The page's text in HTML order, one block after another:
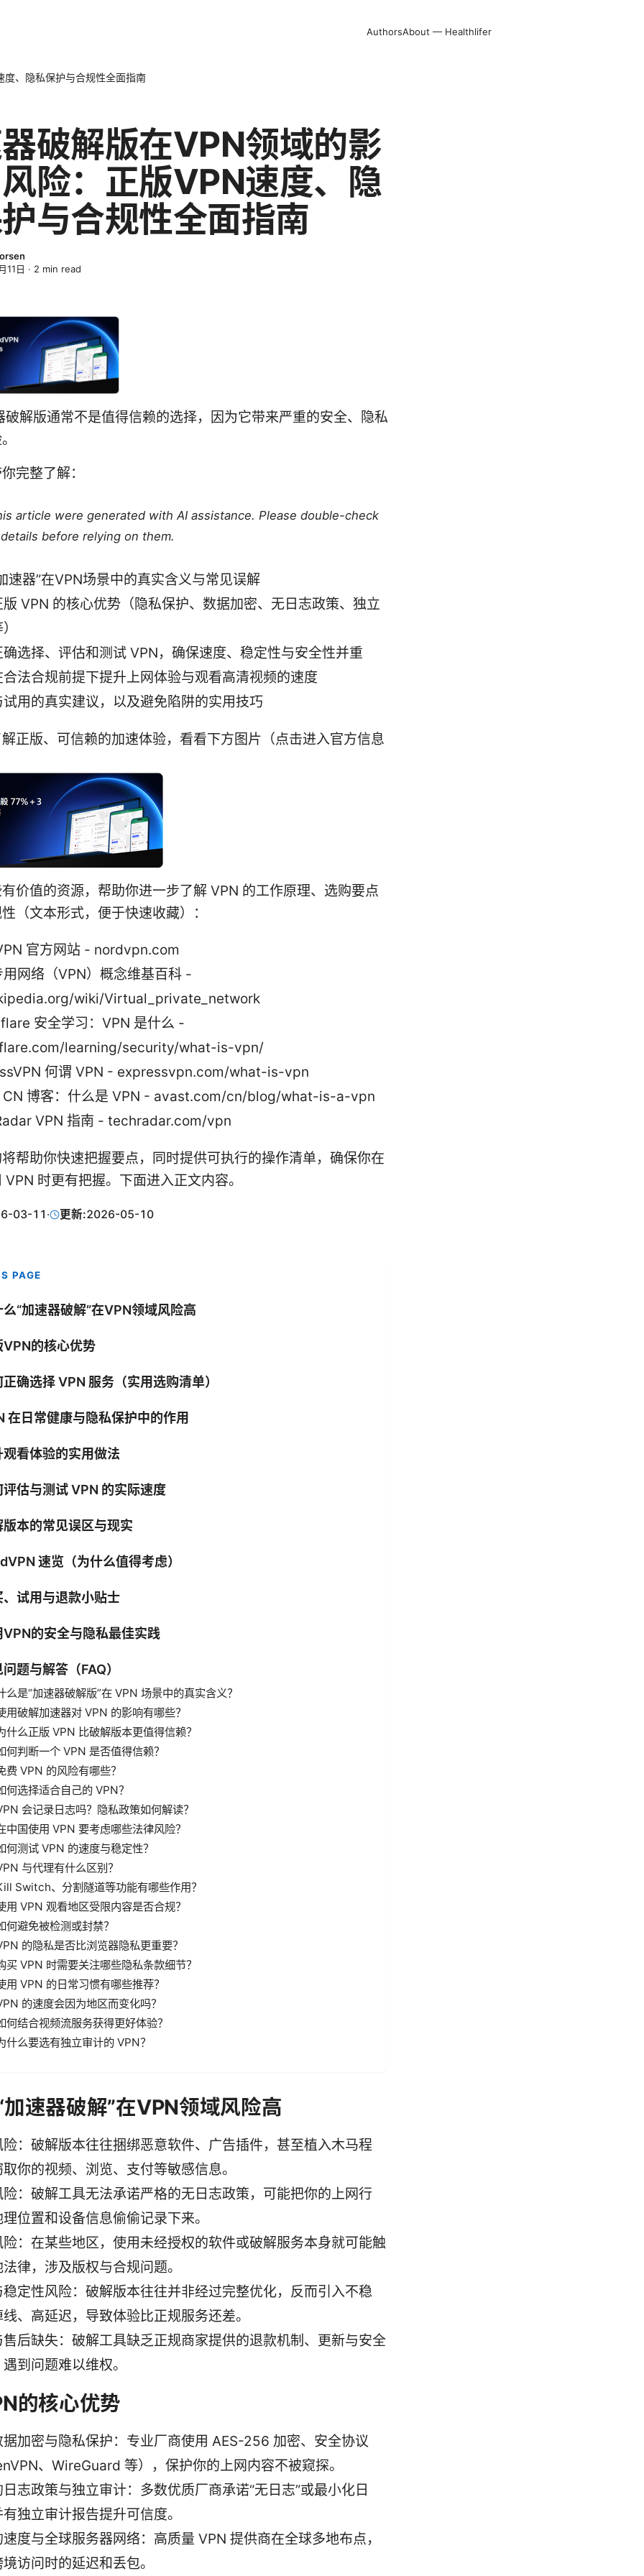
AuthorsAbout — Healthlifer
、隐私保护与合规性全面指南
破解版在VPN领域的影
险：正版VPN速度、隐
与合规性全面指南
11日 · 2 min read
破解版通常不是值得信赖的选择，因为它带来严重的安全、隐私
完整了解：
article were generated with AI assistance. Please double-check
before relying on them.
速器”在VPN场景中的真实含义与常见误解
VPN 的核心优势（隐私保护、数据加密、无日志政策、独立
选择、评估和测试 VPN，确保速度、稳定性与安全性并重
法合规前提下提升上网体验与观看高清视频的速度
用的真实建议，以及避免陷阱的实用技巧
正版、可信赖的加速体验，看看下方图片（点击进入官方信息
价值的资源，帮助你进一步了解 VPN 的工作原理、选购要点
（文本形式，便于快速收藏）：
官方网站 - nordvpn.com
用网络（VPN）概念维基百科 -
wiki/Virtual_private_network
安全学习：VPN 是什么 -
learning/security/what-is-vpn/
何谓 VPN - expressvpn.com/what-is-vpn
博客：什么是 VPN - avast.com/cn/blog/what-is-a-vpn
VPN 指南 - techradar.com/vpn
帮助你快速把握要点，同时提供可执行的操作清单，确保你在
时更有把握。下面进入正文内容。
03-11 · 更新:2026-05-10
PAGE
“加速器破解”在VPN领域风险高
VPN的核心优势
确选择 VPN 服务（实用选购清单）
在日常健康与隐私保护中的作用
观看体验的实用做法
评估与测试 VPN 的实际速度
版本的常见误区与现实
速览（为什么值得考虑）
、试用与退款小贴士
VPN的安全与隐私最佳实践
题与解答（FAQ）
么是“加速器破解版”在 VPN 场景中的真实含义？
用破解加速器对 VPN 的影响有哪些？
什么正版 VPN 比破解版本更值得信赖？
何判断一个 VPN 是否值得信赖？
费 VPN 的风险有哪些？
何选择适合自己的 VPN？
会记录日志吗？隐私政策如何解读？
中国使用 VPN 要考虑哪些法律风险？
何测试 VPN 的速度与稳定性？
与代理有什么区别？
Switch、分割隧道等功能有哪些作用？
用 VPN 观看地区受限内容是否合规？
何避免被检测或封禁？
的隐私是否比浏览器隐私更重要？
买 VPN 时需要关注哪些隐私条款细节？
用 VPN 的日常习惯有哪些推荐？
的速度会因为地区而变化吗？
何结合视频流服务获得更好体验？
什么要选有独立审计的 VPN？
速器破解”在VPN领域风险高
：破解版本往往捆绑恶意软件、广告插件，甚至植入木马程
你的视频、浏览、支付等敏感信息。
：破解工具无法承诺严格的无日志政策，可能把你的上网行
位置和设备信息偷偷记录下来。
：在某些地区，使用未经授权的软件或破解服务本身就可能触
律，涉及版权与合规问题。
定性风险：破解版本往往并非经过完整优化，反而引入不稳
、高延迟，导致体验比正规服务还差。
后缺失：破解工具缺乏正规商家提供的退款机制、更新与安全
到问题难以维权。
的核心优势
据加密与隐私保护：专业厂商使用 AES-256 加密、安全协议
、WireGuard 等），保护你的上网内容不被窥探。
志政策与独立审计：多数优质厂商承诺“无日志”或最小化日
独立审计报告提升可信度。
度与全球服务器网络：高质量 VPN 提供商在全球多地布点，
访问时的延迟和丢包。